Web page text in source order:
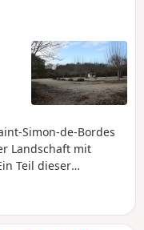
Uhr geöffnet
Simon-de-Bordes
Landschaft mit
Teil dieser